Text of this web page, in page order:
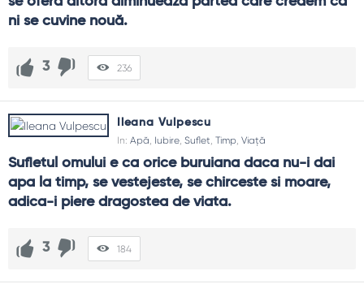
ni se cuvine nouă.
3 236
Ileana Vulpescu
In: Apă, Iubire, Suflet, Timp, Viață
Sufletul omului e ca orice buruiana daca nu-i dai
apa la timp, se vestejeste, se chirceste si moare,
adica-i piere dragostea de viata.
3 184